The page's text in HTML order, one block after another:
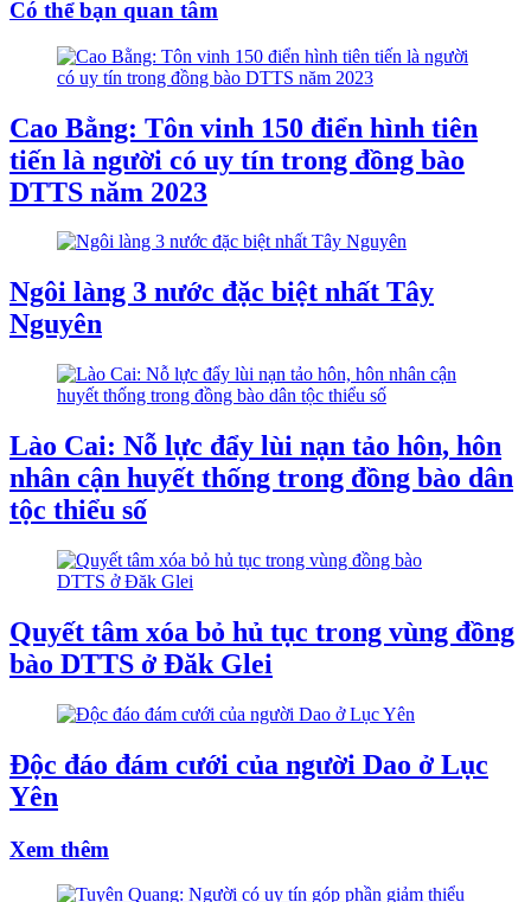
Có thể bạn quan tâm
Cao Bằng: Tôn vinh 150 điển hình tiên
tiến là người có uy tín trong đồng bào
DTTS năm 2023
Ngôi làng 3 nước đặc biệt nhất Tây
Nguyên
Lào Cai: Nỗ lực đẩy lùi nạn tảo hôn, hôn
nhân cận huyết thống trong đồng bào dân
tộc thiểu số
Quyết tâm xóa bỏ hủ tục trong vùng đồng
bào DTTS ở Đăk Glei
Độc đáo đám cưới của người Dao ở Lục
Yên
Xem thêm